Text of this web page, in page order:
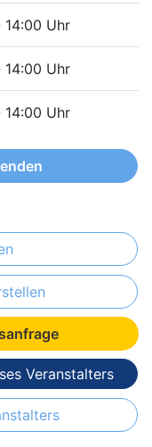
14:00 Uhr
14:00 Uhr
14:00 Uhr
Veranstalters